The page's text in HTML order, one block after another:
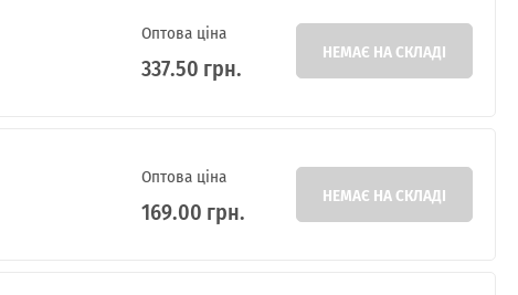
Оптова ціна
337.50 грн. НЕМАЄ НА СКЛАДІ
Оптова ціна
169.00 грн. НЕМАЄ НА СКЛАДІ